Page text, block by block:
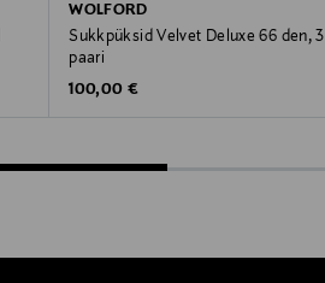
WOLFORD
Sukkpüksid Velvet Deluxe 66 den, 3
paari
Original Price
100,00 €